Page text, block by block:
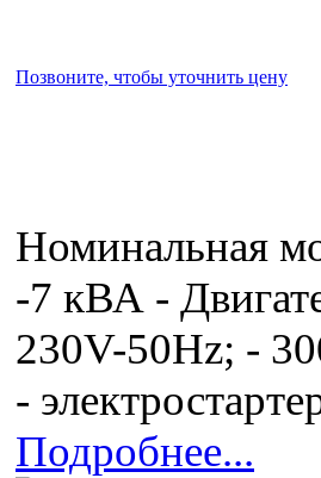
Позвоните, чтобы уточнить цену
Номинальная
-7 кВА -
230V-50Hz; -
-
Подробнее...